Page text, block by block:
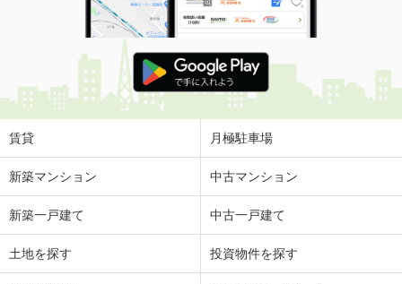
賃貸 月極駐車場
新築マンション 中古マンション
新築一戸建て 中古一戸建て
土地を探す 投資物件を探す